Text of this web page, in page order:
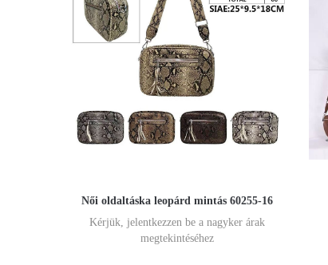
Női oldaltáska leopárd mintás 60255-16
Kérjük, jelentkezzen be a nagyker árak
megtekintéséhez